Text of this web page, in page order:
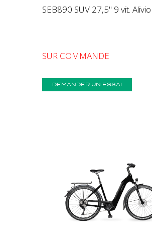
SEB890 SUV 27,5" 9 vit. Alivio
SUR COMMANDE
DEMANDER UN ESSAI
Précédent